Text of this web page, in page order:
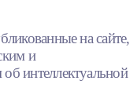
на сайте,
и
интеллектуальной